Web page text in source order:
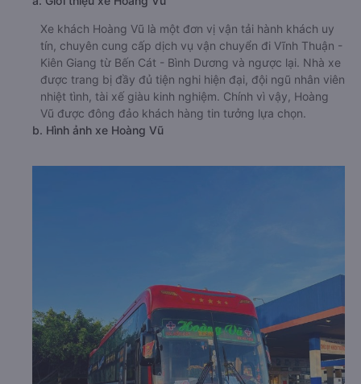
Xe khách Hoàng Vũ là một đơn vị vận tải hành khách uy
tín, chuyên cung cấp dịch vụ vận chuyển đi Vĩnh Thuận -
Kiên Giang từ Bến Cát - Bình Dương và ngược lại. Nhà xe
được trang bị đầy đủ tiện nghi hiện đại, đội ngũ nhân viên
nhiệt tình, tài xế giàu kinh nghiệm. Chính vì vậy, Hoàng
Vũ được đông đảo khách hàng tin tưởng lựa chọn.
b. Hình ảnh xe Hoàng Vũ